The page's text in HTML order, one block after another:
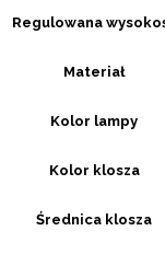
Regulowana
Materiał
Kolor lampy
Kolor klosza
Średnica klosza